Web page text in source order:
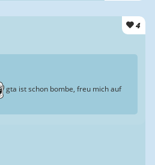
4
gta ist schon bombe, freu mich auf